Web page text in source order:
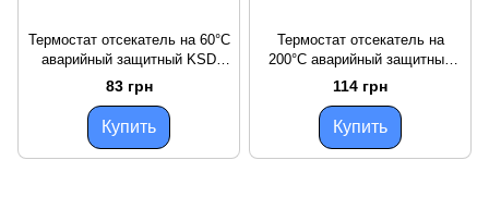
Термостат отсекатель на 60°С
аварийный защитный KSD
301(302) (КСД)
самовостанавливающийся
83 грн
Купить
Термостат отсекатель на
200°С аварийный защитный
KSD 301(302) (КСД)
самовостанавливающийся
114 грн
Купить